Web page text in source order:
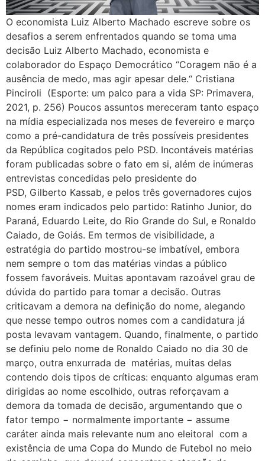
O economista Luiz Alberto Machado escreve sobre os
desafios a serem enfrentados quando se toma uma
decisão Luiz Alberto Machado, economista e
colaborador do Espaço Democrático “Coragem não é a
ausência de medo, mas agir apesar dele.“ Cristiana
Pinciroli (Esporte: um palco para a vida SP: Primavera,
2021, p. 256) Poucos assuntos mereceram tanto espaço
na mídia especializada nos meses de fevereiro e março
como a pré-candidatura de três possíveis presidentes
da República cogitados pelo PSD. Incontáveis matérias
foram publicadas sobre o fato em si, além de inúmeras
entrevistas concedidas pelo presidente do
PSD, Gilberto Kassab, e pelos três governadores cujos
nomes eram indicados pelo partido: Ratinho Junior, do
Paraná, Eduardo Leite, do Rio Grande do Sul, e Ronaldo
Caiado, de Goiás. Em termos de visibilidade, a
estratégia do partido mostrou-se imbatível, embora
nem sempre o tom das matérias vindas a público
fossem favoráveis. Muitas apontavam razoável grau de
dúvida do partido para tomar a decisão. Outras
criticavam a demora na definição do nome, alegando
que nesse tempo outros nomes com a candidatura já
posta levavam vantagem. Quando, finalmente, o partido
se definiu pelo nome de Ronaldo Caiado no dia 30 de
março, outra enxurrada de matérias, muitas delas
contendo dois tipos de críticas: enquanto algumas eram
dirigidas ao nome escolhido, outras reforçavam a
demora da tomada de decisão, argumentando que o
fator tempo − normalmente importante − assume
caráter ainda mais relevante num ano eleitoral com a
existência de uma Copa do Mundo de Futebol no meio